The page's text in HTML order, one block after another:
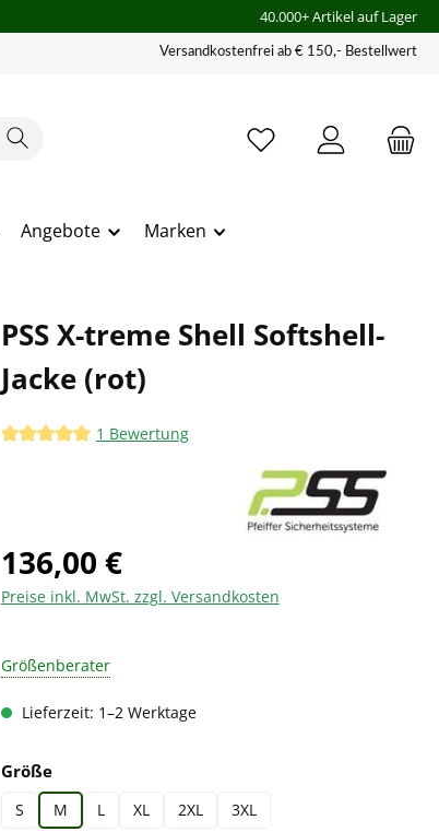
40.000+ Artikel auf Lager
Versandkostenfrei ab € 150,- Bestellwert
Angebote Marken
PSS X-treme Shell Softshell-
Jacke (rot)
Durchschnittliche Bewertung von 5 von 5 Sternen
1 Bewertung
136,00 €
Preise inkl. MwSt. zzgl. Versandkosten
Größenberater
Lieferzeit: 1–2 Werktage
Größeauswählen
S M L XL 2XL 3XL